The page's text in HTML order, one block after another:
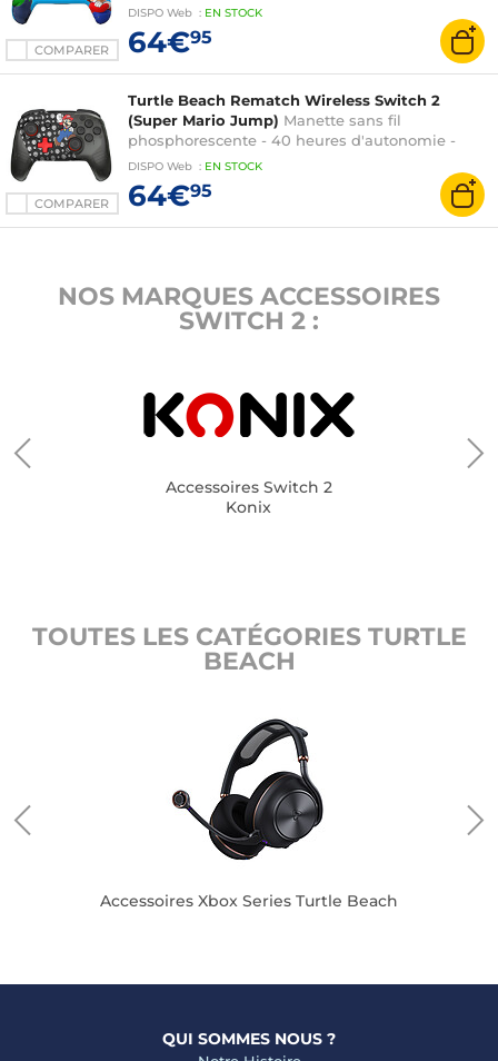
COMPARER
compatible Nintendo Switch 2, Switch Lite et
Switch OLED
DISPO Web : EN STOCK
64€95
COMPARER
Turtle Beach Rematch Wireless Switch 2
(Super Mario Jump) Manette sans fil
phosphorescente - 40 heures d'autonomie -
compatible Nintendo Switch 2, Switch Lite et
Switch OLED
DISPO Web : EN STOCK
64€95
NOS MARQUES ACCESSOIRES
SWITCH 2 :
Accessoires Switch 2
Konix
TOUTES LES CATÉGORIES TURTLE
BEACH
Accessoires Xbox Series Turtle Beach
QUI SOMMES NOUS ?